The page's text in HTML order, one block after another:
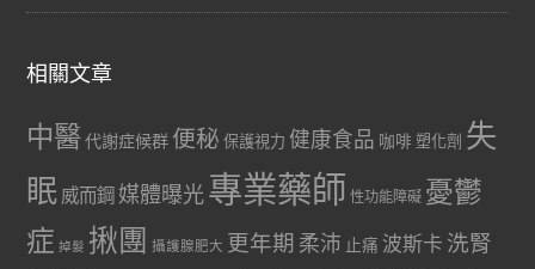
相關文章
中醫代謝症候群 便秘 保護視力 健康食品 咖啡 塑化劑 失
眠 威而鋼 媒體曝光專業藥師 性功能障礙 憂鬱
症 掉髮 揪團 攝護腺肥大 更年期 柔沛 止痛 波斯卡 洗腎